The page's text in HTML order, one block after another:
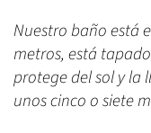
Nuestro baño está
metros, está
protege del sol y la
unos cinco o siete